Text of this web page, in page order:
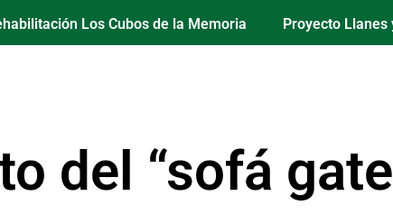
Los Cubos de la Memoria Proyecto
del “sofá